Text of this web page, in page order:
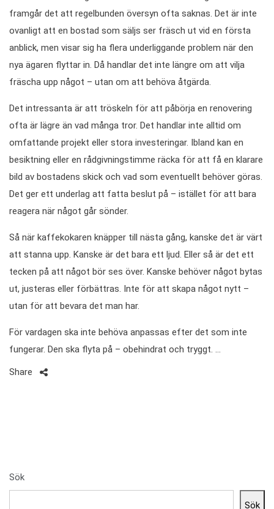
framgår det att regelbunden översyn ofta saknas. Det är inte
ovanligt att en bostad som säljs ser fräsch ut vid en första
anblick, men visar sig ha flera underliggande problem när den
nya ägaren flyttar in. Då handlar det inte längre om att vilja
fräscha upp något – utan om att behöva åtgärda.
Det intressanta är att tröskeln för att påbörja en renovering
ofta är lägre än vad många tror. Det handlar inte alltid om
omfattande projekt eller stora investeringar. Ibland kan en
besiktning eller en rådgivningstimme räcka för att få en klarare
bild av bostadens skick och vad som eventuellt behöver göras.
Det ger ett underlag att fatta beslut på – istället för att bara
reagera när något går sönder.
Så när kaffekokaren knäpper till nästa gång, kanske det är värt
att stanna upp. Kanske är det bara ett ljud. Eller så är det ett
tecken på att något bör ses över. Kanske behöver något bytas
ut, justeras eller förbättras. Inte för att skapa något nytt –
utan för att bevara det man har.
För vardagen ska inte behöva anpassas efter det som inte
fungerar. Den ska flyta på – obehindrat och tryggt. …
Share
Sök
Sök